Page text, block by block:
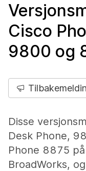
Cisco
9800 og
Disse
Desk Phone,
Phone 8875
BroadWorks,